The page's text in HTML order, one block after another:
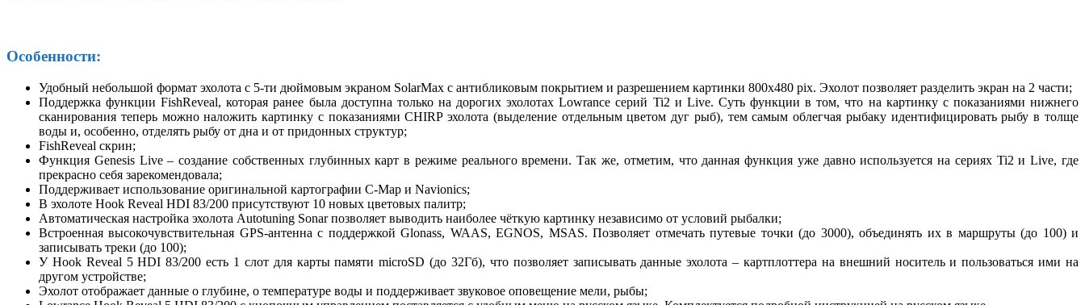
Особенности:
Удобный небольшой формат эхолота с 5-ти дюймовым экраном SolarMax с антибликовым покрытием и разрешением картинки 800х480 pix. Эхолот позволяет разделить экран на 2 части;
Поддержка функции FishReveal, которая ранее была доступна только на дорогих эхолотах Lowrance серий Ti2 и Live. Суть функции в том, что на картинку с показаниями нижнего
сканирования теперь можно наложить картинку с показаниями CHIRP эхолота (выделение отдельным цветом дуг рыб), тем самым облегчая рыбаку идентифицировать рыбу в толще
воды и, особенно, отделять рыбу от дна и от придонных структур;
FishReveal скрин;
Функция Genesis Live – создание собственных глубинных карт в режиме реального времени. Так же, отметим, что данная функция уже давно используется на сериях Ti2 и Live, где
прекрасно себя зарекомендовала;
Поддерживает использование оригинальной картографии C-Map и Navionics;
В эхолоте Hook Reveal HDI 83/200 присутствуют 10 новых цветовых палитр;
Автоматическая настройка эхолота Autotuning Sonar позволяет выводить наиболее чёткую картинку независимо от условий рыбалки;
Встроенная высокочувствительная GPS-антенна с поддержкой Glonass, WAAS, EGNOS, MSAS. Позволяет отмечать путевые точки (до 3000), объединять их в маршруты (до 100) и
записывать треки (до 100);
У Hook Reveal 5 HDI 83/200 есть 1 слот для карты памяти microSD (до 32Гб), что позволяет записывать данные эхолота – картплоттера на внешний носитель и пользоваться ими на
другом устройстве;
Эхолот отображает данные о глубине, о температуре воды и поддерживает звуковое оповещение мели, рыбы;